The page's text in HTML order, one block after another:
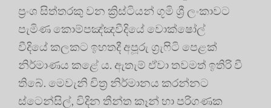
ප්‍රංශ සිත්තරකු වන ක්‍රිස්ටියන් ගූමි ශ්‍රී ලංකාවට
පැමිණ කොම්පඤ්ඤවීදියේ වොක්ෂෝල්
වීදියේ කලකට ඉහතදී අපූරු ග්‍රැෆිටි පෙළක්
නිර්මාණය කළේ ය. ඇතැම් ඒවා තවමත් ඉතිරි වී
තිබේ. මෙවැනි චිත්‍ර නිර්මානය කරන්නට
ස්ටෙන්සිල්, විදින තීන්ත කෑන් හා පරිගණක